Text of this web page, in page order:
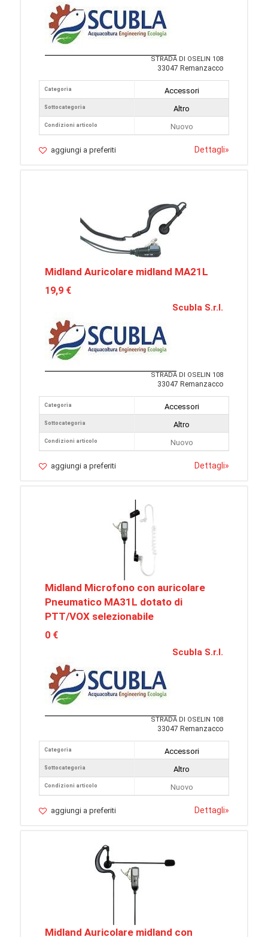
STRADA DI OSELIN 108
33047 Remanzacco
Categoria
Sottocategoria
Condizioni articolo
Accessori
Altro
Nuovo
aggiungi a preferiti Dettagli»
Midland Auricolare midland MA21L
19,9 €
Scubla S.r.l.
STRADA DI OSELIN 108
33047 Remanzacco
Categoria
Sottocategoria
Condizioni articolo
Accessori
Altro
Nuovo
aggiungi a preferiti Dettagli»
Midland Microfono con auricolare
Pneumatico MA31L dotato di
PTT/VOX selezionabile
0 €
Scubla S.r.l.
STRADA DI OSELIN 108
33047 Remanzacco
Categoria
Sottocategoria
Condizioni articolo
Accessori
Altro
Nuovo
aggiungi a preferiti Dettagli»
Midland Auricolare midland con